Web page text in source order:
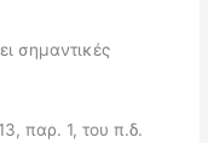
σημαντικές
παρ. 1, του π.δ.